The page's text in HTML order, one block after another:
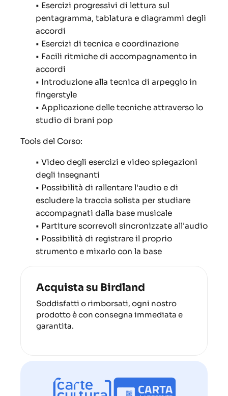
• Esercizi progressivi di lettura sul
pentagramma, tablatura e diagrammi degli
accordi
• Esercizi di tecnica e coordinazione
• Facili ritmiche di accompagnamento in
accordi
• Introduzione alla tecnica di arpeggio in
fingerstyle
• Applicazione delle tecniche attraverso lo
studio di brani pop
Tools del Corso:
• Video degli esercizi e video spiegazioni
degli insegnanti
• Possibilità di rallentare l'audio e di
escludere la traccia solista per studiare
accompagnati dalla base musicale
• Partiture scorrevoli sincronizzate all'audio
• Possibilità di registrare il proprio
strumento e mixarlo con la base
Acquista su Birdland
Soddisfatti o rimborsati, ogni nostro
prodotto è con consegna immediata e
garantita.